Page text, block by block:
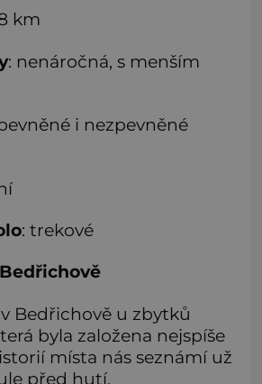
km
: nenáročná, s menším
i nezpevněné
: trekové
Bedřichově u zbytků
byla založena nejspíše
místa nás seznámí už
před hutí.